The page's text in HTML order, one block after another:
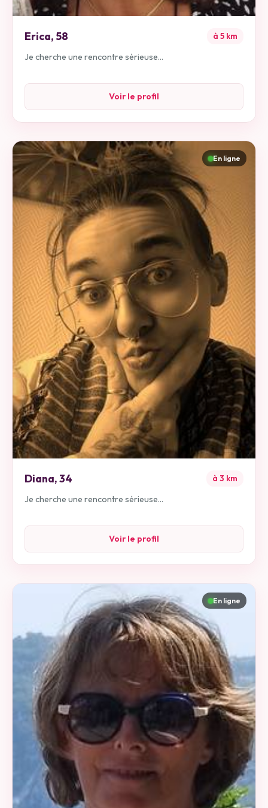
Erica,58 à 5 km
Je cherche une rencontre sérieuse...
Voir le profil
En ligne
Diana,34 à 3 km
Je cherche une rencontre sérieuse...
Voir le profil
En ligne